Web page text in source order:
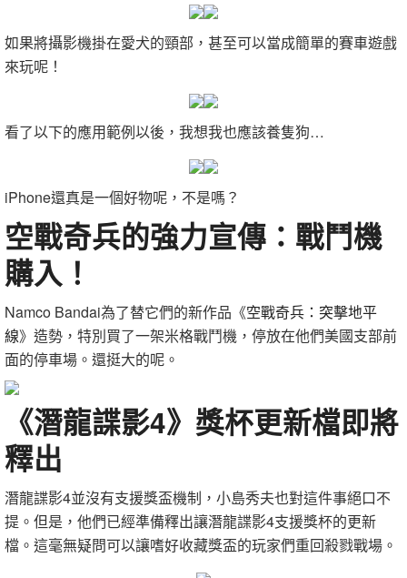
如果將攝影機掛在愛犬的頸部，甚至可以當成簡單的賽車遊戲
來玩呢！
看了以下的應用範例以後，我想我也應該養隻狗…
iPhone還真是一個好物呢，不是嗎？
空戰奇兵的強力宣傳：戰鬥機
購入！
Namco Bandai為了替它們的新作品《空戰奇兵：突擊地平
線》造勢，特別買了一架米格戰鬥機，停放在他們美國支部前
面的停車場。還挺大的呢。
《潛龍諜影4》獎杯更新檔即將
釋出
潛龍諜影4並沒有支援獎盃機制，小島秀夫也對這件事絕口不
提。但是，他們已經準備釋出讓潛龍諜影4支援獎杯的更新
檔。這毫無疑問可以讓嗜好收藏獎盃的玩家們重回殺戮戰場。